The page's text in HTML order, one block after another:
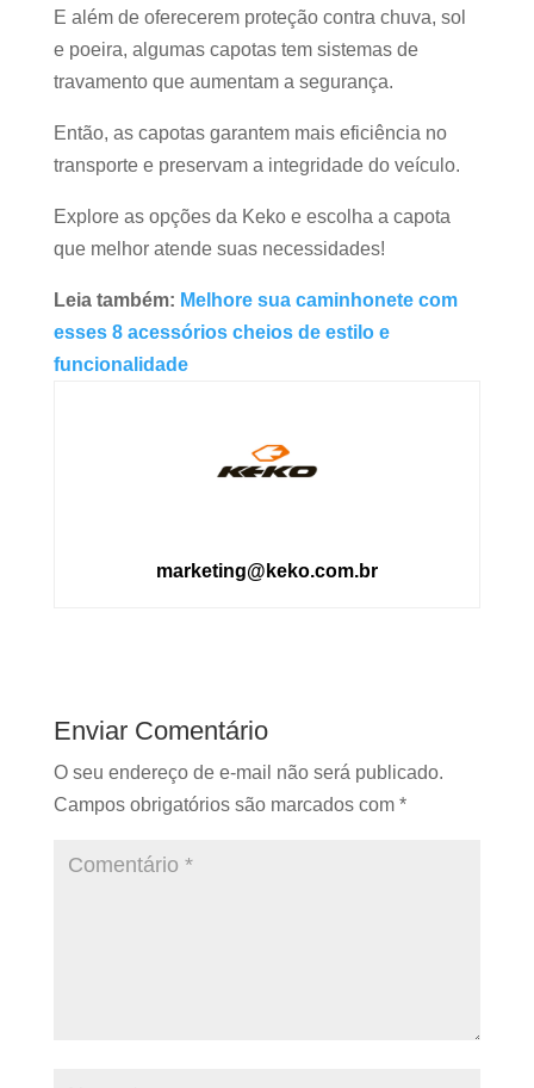
E além de oferecerem proteção contra chuva, sol
e poeira, algumas capotas tem sistemas de
travamento que aumentam a segurança.
Então, as capotas garantem mais eficiência no
transporte e preservam a integridade do veículo.
Explore as opções da Keko e escolha a capota
que melhor atende suas necessidades!
Leia também: Melhore sua caminhonete com
esses 8 acessórios cheios de estilo e
funcionalidade
marketing@keko.com.br
Enviar Comentário
O seu endereço de e-mail não será publicado.
Campos obrigatórios são marcados com *